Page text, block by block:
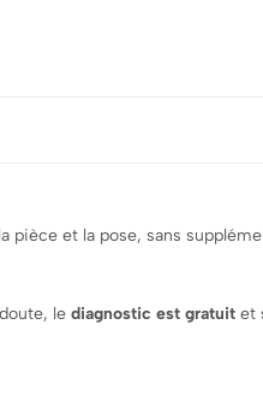
et la pose, sans
le diagnostic est gratuit et